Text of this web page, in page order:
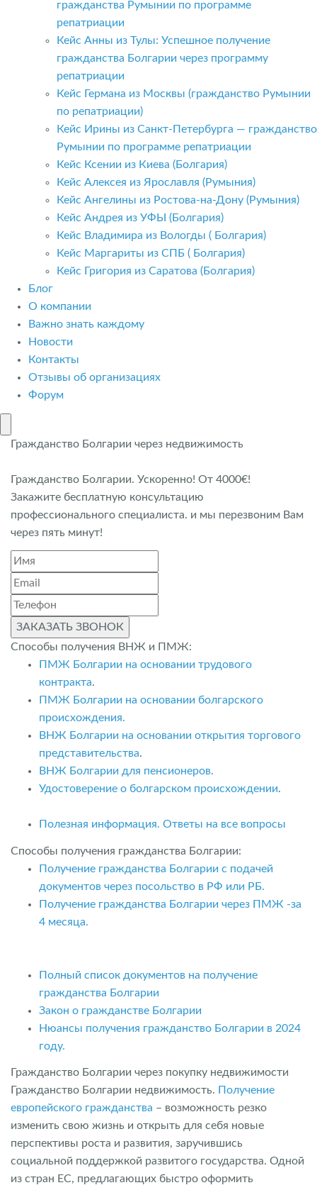
гражданства Румынии по программе
репатриации
Кейс Анны из Тулы: Успешное получение
гражданства Болгарии через программу
репатриации
Кейс Германа из Москвы (гражданство Румынии
по репатриации)
Кейс Ирины из Санкт-Петербурга — гражданство
Румынии по программе репатриации
Кейс Ксении из Киева (Болгария)
Кейс Алексея из Ярославля (Румыния)
Кейс Ангелины из Ростова-на-Дону (Румыния)
Кейс Андрея из УФЫ (Болгария)
Кейс Владимира из Вологды ( Болгария)
Кейс Маргариты из СПБ ( Болгария)
Кейс Григория из Саратова (Болгария)
Блог
О компании
Важно знать каждому
Новости
Контакты
Отзывы об организациях
Форум
Гражданство Болгарии через недвижимость
Гражданство Болгарии. Ускоренно! От 4000€!
Закажите бесплатную консультацию
профессионального специалиста. и мы перезвоним Вам
через пять минут!
ЗАКАЗАТЬ ЗВОНОК
Способы получения ВНЖ и ПМЖ:
ПМЖ Болгарии на основании трудового
контракта.
ПМЖ Болгарии на основании болгарского
происхождения.
ВНЖ Болгарии на основании открытия торгового
представительства.
ВНЖ Болгарии для пенсионеров.
Удостоверение о болгарском происхождении.
Полезная информация. Ответы на все вопросы
Способы получения гражданства Болгарии:
Получение гражданства Болгарии с подачей
документов через посольство в РФ или РБ.
Получение гражданства Болгарии через ПМЖ -за
4 месяца.
Полный список документов на получение
гражданства Болгарии
Закон о гражданстве Болгарии
Нюансы получения гражданство Болгарии в 2024
году.
Гражданство Болгарии через покупку недвижимости
Гражданство Болгарии недвижимость. Получение
европейского гражданства – возможность резко
изменить свою жизнь и открыть для себя новые
перспективы роста и развития, заручившись
социальной поддержкой развитого государства. Одной
из стран ЕС, предлагающих быстро оформить